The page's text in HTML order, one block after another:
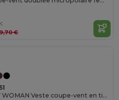
€
GLASGOW WOMAN Veste coupe-vent en tissu technique léger